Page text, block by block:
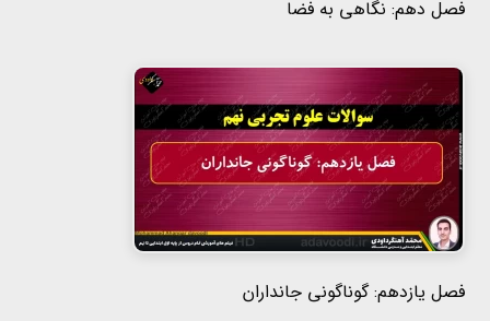
فصل دهم: نگاهی به فضا
فصل یازدهم: گوناگونی جانداران